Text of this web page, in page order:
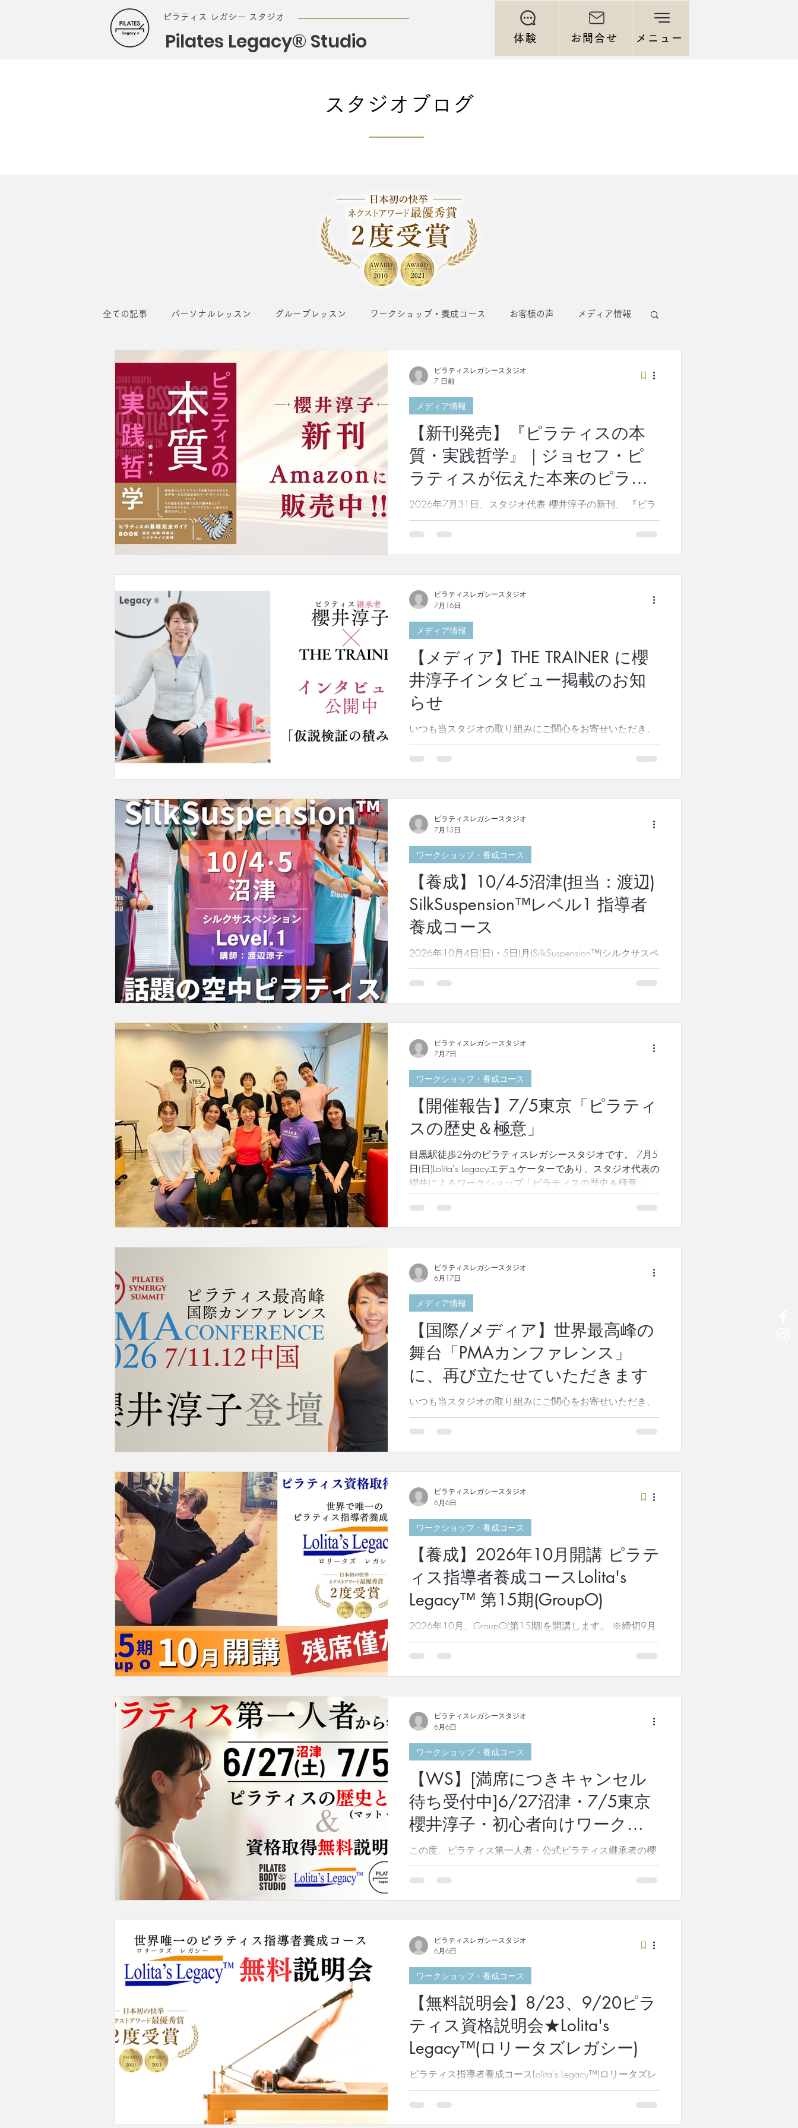
ピラティス レガシー スタジオ
Pilates Legacy® Studio 体験 お問合せ メニュー
スタジオブログ
全ての記事 パーソナルレッスン グループレッスン ワークショップ・養成コース お客様の声 メディア情報
お知らせ マシンの魅力
【新刊発売】『ピラティスの本
質・実践哲学』｜ジョセフ・ピ
ラティスが伝えた本来のピラテ
ィスとは？｜櫻井淳子
2026年7月31日、スタジオ代表 櫻井淳子の新刊、 『ピラ
ティスの本質 実践哲学』 が、扶桑社より全国発売となり
ましたので、ご案内させて頂きます。 「ピラティス」は、
の実践哲学。 購入はこちら 本書は、創始者ジョセフ・ピ
ラティスが遺した思想や哲学、そして本来のピラティスメ
ソッドを、初めて学ぶ方にも、すでに実践されている方に
ィスが大きな注目を集めています。しかし、その本質や歴
史、創始者の考え方まで体系的に学べる書籍は決して多く
ありません。 本書では、ジョセフ・ピラティスの生涯とメ
ソッド誕生の背景、「ボディ・マインド・スピリットの統
合」という理念、そして自宅でも取り組める基礎エクササ
イズまで、豊富な写真とイラストを交えながら紹介してい
ズ部門」第1位を獲得いたしました。 ご予約・応援してく
ださった皆様に、心より感謝申し上げます。...
メディア情報
ピラティスレガシースタジオ
7 日前
【メディア】THE TRAINER に櫻
井淳子インタビュー掲載のお知
らせ
いつも当スタジオの取り組みにご関心をお寄せいただき、
ありがとうございます。 この度Pilates Legacy Studio代表の
櫻井淳子についての嬉しいご報告がございます。 ピラティ
で活躍する櫻井ですが、今回の記事では、ピラティスに出
会うまでの知られざる素顔や、ピラティスに出会ってから
今日までの苦難が等身大で語られています。 研究者として
方"を磨き続ける姿勢が、 現在の国際的な活動へとつなが
っていることが伝わる内容です。 本物のピラティスを世界
から日本へ、そして、日本から世界へ という櫻井の情熱を
是非ご一読ください。 掲載記事はこちら THE TRAINER「櫻
井淳子」インタビュー記事はこちら 引き続き、櫻井の活動
にご注目いただければ幸いです。 ======ご案内======
15期（GroupO）半期に一度
メディア情報
ピラティスレガシースタジオ
7月16日
【養成】10/4-5沼津(担当：渡辺)
SilkSuspension™レベル1 指導者
養成コース
2026年10月4日(日)・5日(月)SilkSuspension™(シルクサスペ
ンション )レベル1 指導者養成コース 全国で大人気！
SilkSuspension™️(シルクサスペンション )レベル1指導者養
ティーチャー 渡辺が担当いたします！ぜひこの機会をお見
逃しなく！ 半額で再受講も可能です！ SilkSuspensionTMと
は？ SilkSuspensionTM(シルクサスペンション)プログラム
は、ニューヨークの中心地マンハッタン5番街にあるPilates
on Fifthのオーナーである、キャサリン・キンバリーコープ
姉妹により開発されました。 この素晴らしいサスペンショ
ンプログラムは、低体力者やシニア、またアスリートのパ
フォーマンス向上まで、まさに理想的な効果を発揮してい
ます。あらゆる運動レベルから、驚く程短期的に、そして
画期的に漸進することができるサスペンションシステム
は、日本導入後も瞬時に好評を得て広まり続けています。
＊詳細
ワークショップ・養成コース
ピラティスレガシースタジオ
7月15日
【開催報告】7/5東京「ピラティ
スの歴史＆極意」
目黒駅徒歩2分のピラティスレガシースタジオです。 7月5
日(日)Lolita's Legacyエデュケーターであり、スタジオ代表の
櫻井によるワークショップ「ピラティスの歴史＆極意」を
開催いたしました。 前半は、「ピラティスの歴史」につい
てから始まりました。 ジョセフ・ピラティスは、元々、ピ
ラティスをどのようなものだと強調していたのか。また、
書には載っていないピラティスの情報を、余すことなく詰
め込んだ大変貴重な時間でした。 初めて聞く当時のジョセ
フ・ピラティスの状況を、みなさん興味深く真剣に聞き入
っていらっしゃいました。 創始者が実際に伝えていた真髄
を知ることで、より本来のピラティスの理解が深まりまし
た。 後半は、「ピラティスの極意」について、ピラティス
メソッドの基礎となるマットでその要素を体験しました。
その上で、リフォーマー・タワー・チェアを使用して、同
時に同じエクササイズに取り組みました。ピラティスの複
数種類のマシンがお互いにどのような関
ワークショップ・養成コース
ピラティスレガシースタジオ
7月7日
【国際/メディア】世界最高峰の
舞台「PMAカンファレンス」
に、再び立たせていただきます
いつも当スタジオの取り組みにご関心をお寄せいただき、
ありがとうございます。 この度、ピラティスレガシースタ
ジオ代表・櫻井淳子の登壇について、嬉しいご報告がござ
たら幸いです。「世界のピラティス公式継承者・櫻井淳子
が、世界最高峰のカンファレンス「PMAカンファレンス」
に登壇！」 Pilates Method Alliance（PMA）が主催する、
ンファレンス」。2026年は「Pilates Synergy Summit
2026」として、7月11日（土）・12日（日）の2日間、中
国・上海のShanghai Marriott Hotel City Centreにて開催され
ます。この度、当社代表取締役・櫻井淳子が、同サミット
への登壇者として選出されました。 【一年ぶりの登壇、そ
してまた新しい快挙へ！】 昨年2025年、PMAが初めてア
メディア情報
ピラティスレガシースタジオ
6月17日
【養成】2026年10月開講 ピラテ
ィス指導者養成コースLolita's
Legacy™️ 第15期(GroupO)
2026年10月、GroupO(第15期)を開講します。 ※締切9月
20日 or 満席になり次第 「学ぶなら、本物を！」 当コース
は、創始者から公式直系の、世界唯一のピラティス指導者
ゲル)が、65年以上の経験をまとめ上げ、発展させた、特
別なプログラムとなっております。 日本のフィットネス業
界全体の中からも、最優秀賞を２度受賞しました。 ピラテ
セフの思想、哲学、そして本質を受け継ぐと同時に、最新
の科学に基づいた知見においても革新的に取り組んでおり
ます。 そして、世界のピラティス業界の中心において、こ
のメソッドの発展と世界的な広がりのために、歴史的にも
多大なる貢献を続けてきており、今もなお、最前線にてピ
ラティスコミュニティの発展とピラティスという遺産を次
来へ繋ぐことに、私たちはコミットメントしています。...
ワークショップ・養成コース
ピラティスレガシースタジオ
6月6日
【WS】[満席につきキャンセル
待ち受付中]6/27沼津・7/5東京
櫻井淳子・初心者向けワークシ
ョップ＆資格取得無料説明会開
催！「ピラティスの歴史＆ピラ
この度、ピラティス第一人者・公式ピラティス継承者の櫻
井淳子による、初心者向け特別ワークショップを開催いた
します。 櫻井のレッスンを気軽に受けてみたかった！ ピ
ィス指導者の方も、どなたでもご参加頂けます！ また、当
日は、ピラティス指導者養成コースLolita's Legacy™️の無料
説明会も開催いたします。毎回満席となるこのコースは、
次回は2026年10月後半よりスタートします！ 皆様のご都
合に合わせて、 ワークショップのみの参加 Lolita's
Legacy™️無料説明会のみの参加（オンライン参加も可） ワ
ークショップとLolita's Legacy™️無料説明会 両方参加 でお
選び頂けます。 ワークショップの内容は、昨年も大好評・
満席となりました「ピラティスの歴史＆ピラティスの極意
(マットとマシン)」です！ 前回ご参加頂いた皆様からは、
と、どの様な理論で構築されてきたのか分かった！
ワークショップ・養成コース
ピラティスレガシースタジオ
6月6日
【無料説明会】8/23、9/20ピラ
ティス資格説明会★Lolita's
Legacy™(ロリータズレガシー)
ピラティス指導者養成コースLolita's Legacy™(ロリータズレ
ガシー)の無料説明会についてご案内いたします。 2026年
10月、GroupO(第15期)を開講します。※締切9月20日 or
ワークショップ・養成コース
ピラティスレガシースタジオ
6月6日